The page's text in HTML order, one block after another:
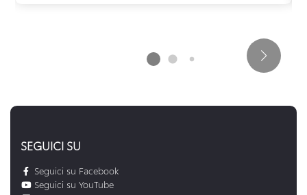
SEGUICI SU
Seguici su Facebook
Seguici su YouTube